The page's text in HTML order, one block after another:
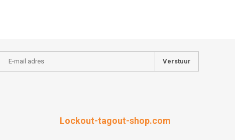
Verstuur
Lockout-tagout-shop.com